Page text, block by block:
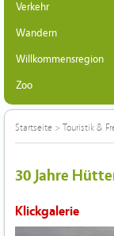
Verkehr
Wandern
Willkommensregion
Zoo
Startseite > Touristik &
30 Jahre
Klickgalerie